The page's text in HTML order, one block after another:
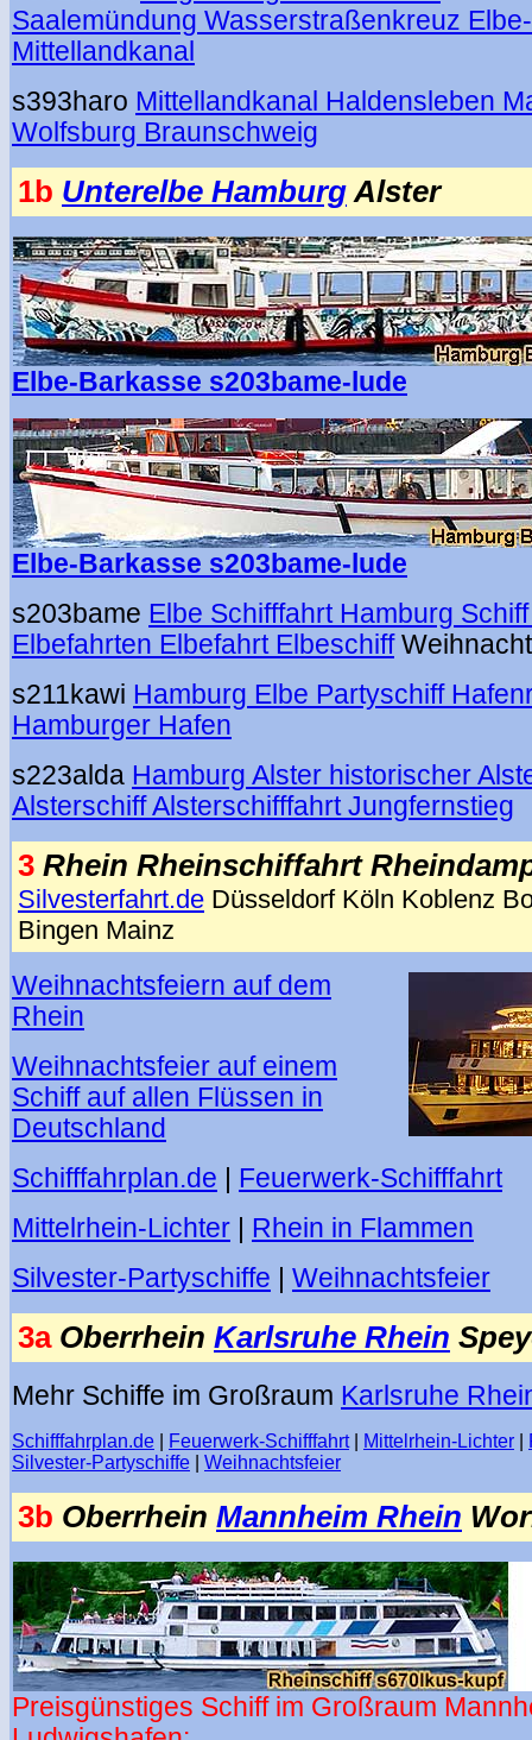
Saalemündung Wasserstraßenkreuz
Mittellandkanal
s393haro Mittellandkanal Haldensleben
Wolfsburg Braunschweig
1b Unterelbe HamburgAlster
Elbe-Barkasse s203bame-lude
Elbe-Barkasse s203bame-lude
s203bame Elbe Schifffahrt Hamburg
Elbefahrten Elbefahrt Elbeschiff
s211kawi Hamburg Elbe Partyschiff
Hamburger Hafen
s223alda Hamburg Alster historischer
Alsterschiff Alsterschifffahrt Jungfernstieg
3 Rhein Rheinschiffahrt
Silvesterfahrt.de Düsseldorf Köln Koblenz
Bingen Mainz
Weihnachtsfeiern auf dem
Rhein
Weihnachtsfeier auf einem
Schiff auf allen Flüssen in
Deutschland
Schifffahrplan.de
Feuerwerk-Schifffahrt
Mittelrhein-Lichter
Rhein in Flammen
Silvester-Partyschiffe
Weihnachtsfeier
3a Oberrhein Karlsruhe Rhein
Mehr Schiffe im Großraum Karlsruhe
Schifffahrplan.de Feuerwerk-Schifffahrt| Mittelrhein-Lichter
Silvester-Partyschiffe
Weihnachtsfeier
3b Oberrhein Mannheim Rhein
Preisgünstiges Schiff im Großraum